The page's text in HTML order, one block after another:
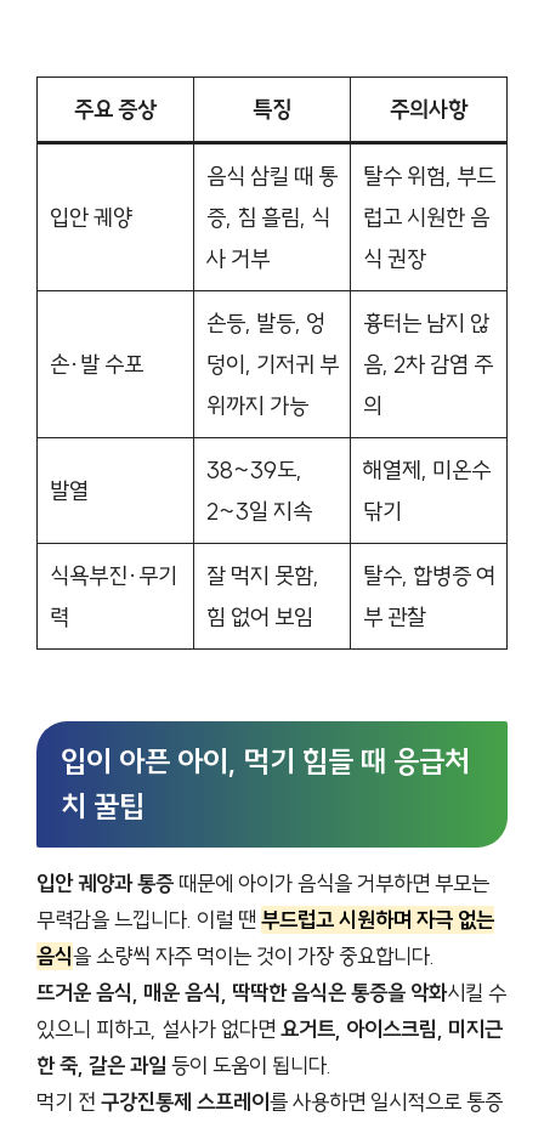
주요 증상 특징 주의사항
입안 궤양
음식 삼킬 때 통
증, 침 흘림, 식
사 거부
탈수 위험, 부드
럽고 시원한 음
식 권장
손·발 수포
손등, 발등, 엉
덩이, 기저귀 부
위까지 가능
흉터는 남지 않
음, 2차 감염 주
의
발열
38~39도,
2~3일 지속
해열제, 미온수
닦기
식욕부진·무기
력
잘 먹지 못함,
힘 없어 보임
탈수, 합병증 여
부 관찰
입이 아픈 아이, 먹기 힘들 때 응급처
치 꿀팁
입안 궤양과 통증 때문에 아이가 음식을 거부하면 부모는
무력감을 느낍니다. 이럴 땐 부드럽고 시원하며 자극 없는
음식을 소량씩 자주 먹이는 것이 가장 중요합니다.
뜨거운 음식, 매운 음식, 딱딱한 음식은 통증을 악화시킬 수
있으니 피하고, 설사가 없다면 요거트, 아이스크림, 미지근
한 죽, 갈은 과일 등이 도움이 됩니다.
먹기 전 구강진통제 스프레이를 사용하면 일시적으로 통증